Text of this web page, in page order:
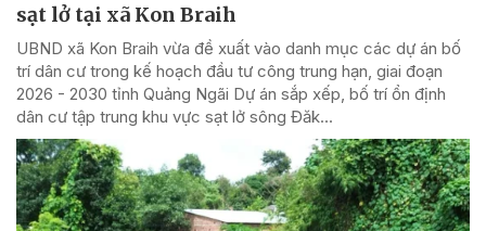
sạt lở tại xã Kon Braih
UBND xã Kon Braih vừa đề xuất vào danh mục các dự án bố
trí dân cư trong kế hoạch đầu tư công trung hạn, giai đoạn
2026 - 2030 tỉnh Quảng Ngãi Dự án sắp xếp, bố trí ổn định
dân cư tập trung khu vực sạt lở sông Đăk...